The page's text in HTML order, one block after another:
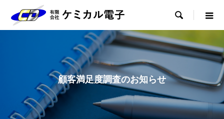

顧客満足度調査のお知らせ